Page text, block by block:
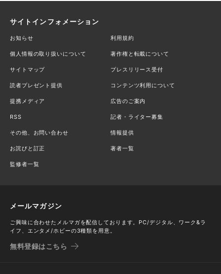
サイトインフォメーション
お知らせ 利用規約
個人情報の取り扱いについて 著作権と転載について
サイトマップ プレスリリース受付
読者プレゼント提供 コンテンツ利用について
提携メディア 広告のご案内
RSS 記者・ライター募集
その他、お問い合わせ 情報提供
お詫びと訂正 著者一覧
監修者一覧
メールマガジン
ご興味に合わせたメルマガを配信しております。PC/デジタル、ワーク&ラ
イフ、エンタメ/ホビーの3種類を用意。
無料登録はこちら